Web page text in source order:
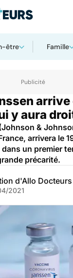
être Famille
Vaccins
arrive
y aura
&
arrivera le
un premier
précarité.
d'Allo Docteurs
2021